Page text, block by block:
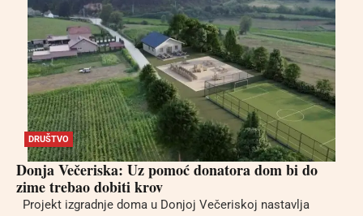
DRUŠTVO
Donja Večeriska: Uz pomoć donatora dom bi do
zime trebao dobiti krov
Projekt izgradnje doma u Donjoj Večeriskoj nastavlja